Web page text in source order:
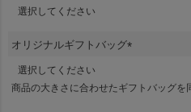
)
オリジナルギフトバッグ
須
商品の大きさに合わせたギフトバッグを